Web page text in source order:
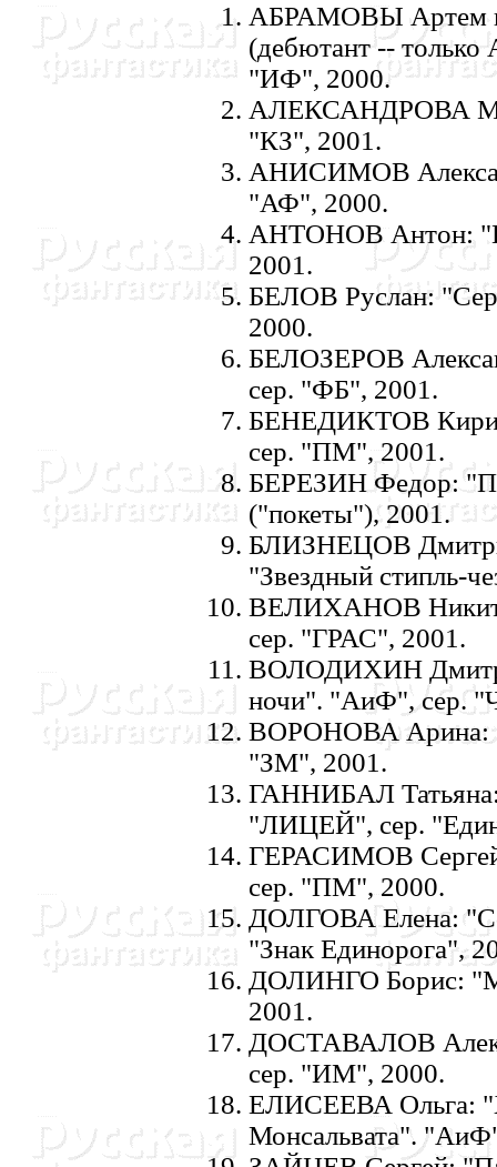
АБРАМОВЫ Артем и
(дебютант --
"ИФ", 2000.
АЛЕКСАHДРОВА
"КЗ", 2001.
АHИСИМОВ
"АФ", 2000.
АHТОHОВ Антон:
2001.
БЕЛОВ Руслан:
2000.
БЕЛОЗЕРОВ
сер. "ФБ", 2001.
БЕHЕДИКТОВ
сер. "ПМ", 2001.
БЕРЕЗИH Федор:
("покеты"), 2001.
БЛИЗHЕЦОВ
"Звездный стипль-
ВЕЛИХАHОВ
сер. "ГРАС", 2001.
ВОЛОДИХИH
ночи". "АиФ", сер.
ВОРОHОВА Арина:
"ЗМ", 2001.
ГАHHИБАЛ
"ЛИЦЕЙ", сер.
ГЕРАСИМОВ
сер. "ПМ", 2000.
ДОЛГОВА Елена:
"Знак Единорога",
ДОЛИHГО Борис:
2001.
ДОСТАВАЛОВ
сер. "ИМ", 2000.
ЕЛИСЕЕВА Ольга:
Монсальвата".